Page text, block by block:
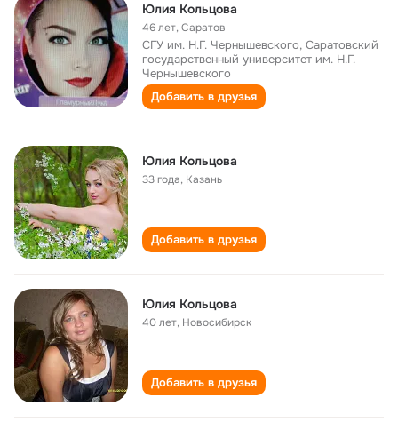
Юлия Кольцова
46 лет,Саратов
СГУ им. Н.Г. Чернышевского, Саратовский
государственный университет им. Н.Г.
Чернышевского
Добавить в друзья
Юлия Кольцова
33 года, Казань
Добавить в друзья
Юлия Кольцова
40 лет, Новосибирск
Добавить в друзья